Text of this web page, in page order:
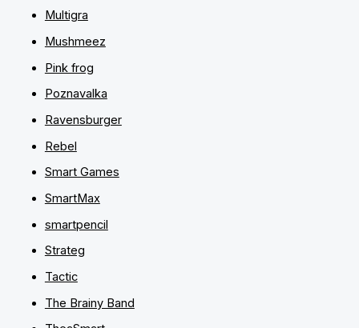
Multigra
Mushmeez
Pink frog
Poznavalka
Ravensburger
Rebel
Smart Games
SmartMax
smartpencil
Strateg
Tactic
The Brainy Band